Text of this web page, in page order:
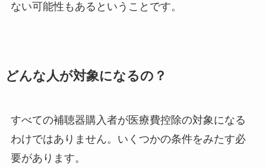
ない可能性もあるということです。
どんな人が対象になるの？
すべての補聴器購入者が医療費控除の対象になる
わけではありません。いくつかの条件をみたす必
要があります。